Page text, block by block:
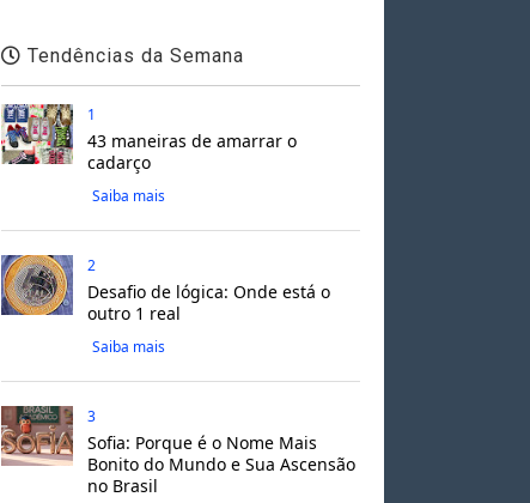
Tendências da Semana
1
43 maneiras de amarrar o
cadarço
Saiba mais
2
Desafio de lógica: Onde está o
outro 1 real
Saiba mais
3
Sofia: Porque é o Nome Mais
Bonito do Mundo e Sua Ascensão
no Brasil